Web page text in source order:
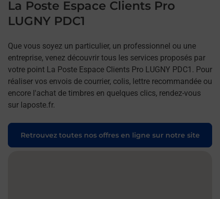
La Poste Espace Clients Pro
LUGNY PDC1
Que vous soyez un particulier, un professionnel ou une
entreprise, venez découvrir tous les services proposés par
votre point La Poste Espace Clients Pro LUGNY PDC1. Pour
réaliser vos envois de courrier, colis, lettre recommandée ou
encore l'achat de timbres en quelques clics, rendez-vous
sur laposte.fr.
Retrouvez toutes nos offres en ligne sur notre site